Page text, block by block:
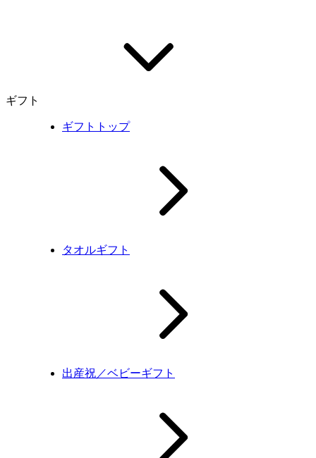
ギフト
ギフトトップ
タオルギフト
出産祝／ベビーギフト